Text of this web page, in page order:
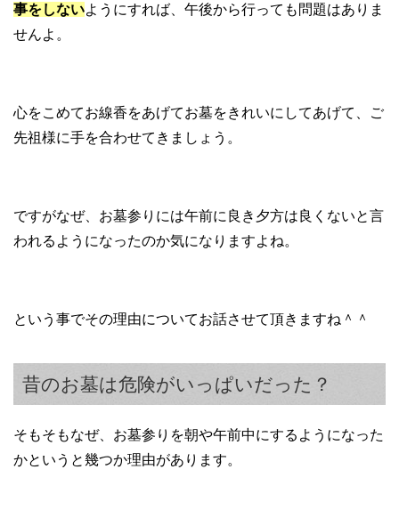
事をしないようにすれば、午後から行っても問題はありま
せんよ。
心をこめてお線香をあげてお墓をきれいにしてあげて、ご
先祖様に手を合わせてきましょう。
ですがなぜ、お墓参りには午前に良き夕方は良くないと言
われるようになったのか気になりますよね。
という事でその理由についてお話させて頂きますね＾＾
昔のお墓は危険がいっぱいだった？
そもそもなぜ、お墓参りを朝や午前中にするようになった
かというと幾つか理由があります。